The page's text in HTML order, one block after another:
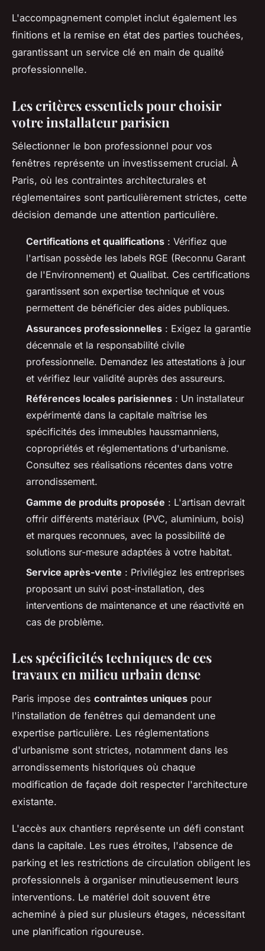
L'accompagnement complet inclut également les
finitions et la remise en état des parties touchées,
garantissant un service clé en main de qualité
professionnelle.
Les critères essentiels pour choisir
votre installateur parisien
Sélectionner le bon professionnel pour vos
fenêtres représente un investissement crucial. À
Paris, où les contraintes architecturales et
réglementaires sont particulièrement strictes, cette
décision demande une attention particulière.
Certifications et qualifications : Vérifiez que
l'artisan possède les labels RGE (Reconnu Garant
de l'Environnement) et Qualibat. Ces certifications
garantissent son expertise technique et vous
permettent de bénéficier des aides publiques.
Assurances professionnelles : Exigez la garantie
décennale et la responsabilité civile
professionnelle. Demandez les attestations à jour
et vérifiez leur validité auprès des assureurs.
Références locales parisiennes : Un installateur
expérimenté dans la capitale maîtrise les
spécificités des immeubles haussmanniens,
copropriétés et réglementations d'urbanisme.
Consultez ses réalisations récentes dans votre
arrondissement.
Gamme de produits proposée : L'artisan devrait
offrir différents matériaux (PVC, aluminium, bois)
et marques reconnues, avec la possibilité de
solutions sur-mesure adaptées à votre habitat.
Service après-vente : Privilégiez les entreprises
proposant un suivi post-installation, des
interventions de maintenance et une réactivité en
cas de problème.
Les spécificités techniques de ces
travaux en milieu urbain dense
Paris impose des contraintes uniques pour
l'installation de fenêtres qui demandent une
expertise particulière. Les réglementations
d'urbanisme sont strictes, notamment dans les
arrondissements historiques où chaque
modification de façade doit respecter l'architecture
existante.
L'accès aux chantiers représente un défi constant
dans la capitale. Les rues étroites, l'absence de
parking et les restrictions de circulation obligent les
professionnels à organiser minutieusement leurs
interventions. Le matériel doit souvent être
acheminé à pied sur plusieurs étages, nécessitant
une planification rigoureuse.